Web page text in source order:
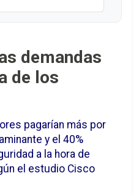
demandas
de los
pagarían más por
y el 40%
a la hora de
el estudio Cisco